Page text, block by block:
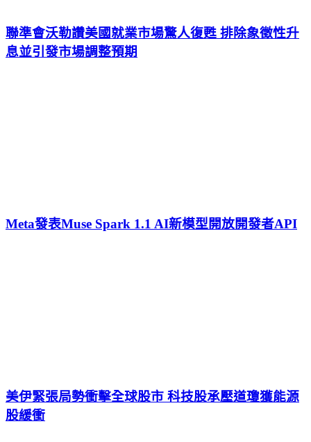
聯準會沃勒讚美國就業市場驚人復甦 排除象徵性升
息並引發市場調整預期
Meta發表Muse Spark 1.1 AI新模型開放開發者API
美伊緊張局勢衝擊全球股市 科技股承壓道瓊獲能源
股緩衝